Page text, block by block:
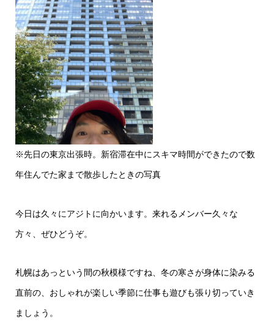
※先日の東京出張時。新宿滞在中にスキマ時間ができたので数
年住んでた家まで散歩したときの写真
今日は久々にアジトに向かいます。来れるメンバー久々な
方々、ぜひどうぞ。
札幌はあっという間の秋模様ですね、冬の寒さが身体に染みる
直前の、おしゃれが楽しい季節に仕事も遊びも張り切っていき
ましょう。